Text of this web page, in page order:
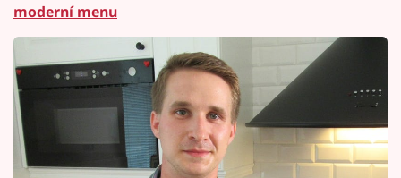
moderní menu